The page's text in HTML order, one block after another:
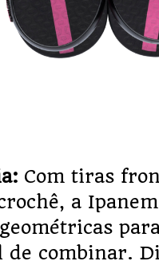
Com tiras
a
combinar.